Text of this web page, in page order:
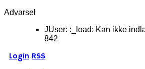
Advarsel
JUser: :_load: Kan ikke
842
Login RSS